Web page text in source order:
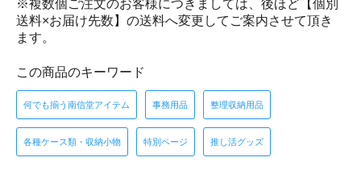
※複数個ご注文のお客様につきましては、後ほど【個別
送料×お届け先数】の送料へ変更してご案内させて頂き
ます。
この商品のキーワード
何でも揃う南信堂アイテム 事務用品 整理収納用品
各種ケース類・収納小物 特別ページ 推し活グッズ